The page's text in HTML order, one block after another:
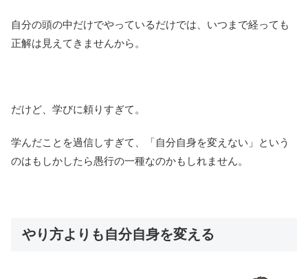
自分の頭の中だけでやっているだけでは、いつまで経っても
正解は見えてきませんから。
だけど、学びに頼りすぎて。
学んだことを過信しすぎて、「自分自身を変えない」という
のはもしかしたら愚行の一種なのかもしれません。
やり方よりも自分自身を変える